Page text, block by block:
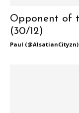
Opponent of
(30/12)
Paul (@AlsatianCityzn)